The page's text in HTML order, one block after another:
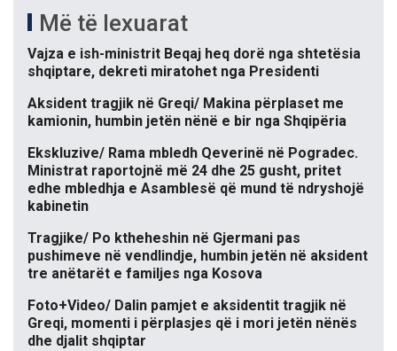
Më të lexuarat
Vajza e ish-ministrit Beqaj heq dorë nga shtetësia
shqiptare, dekreti miratohet nga Presidenti
Aksident tragjik në Greqi/ Makina përplaset me
kamionin, humbin jetën nënë e bir nga Shqipëria
Ekskluzive/ Rama mbledh Qeverinë në Pogradec.
Ministrat raportojnë më 24 dhe 25 gusht, pritet
edhe mbledhja e Asamblesë që mund të ndryshojë
kabinetin
Tragjike/ Po ktheheshin në Gjermani pas
pushimeve në vendlindje, humbin jetën në aksident
tre anëtarët e familjes nga Kosova
Foto+Video/ Dalin pamjet e aksidentit tragjik në
Greqi, momenti i përplasjes që i mori jetën nënës
dhe djalit shqiptar